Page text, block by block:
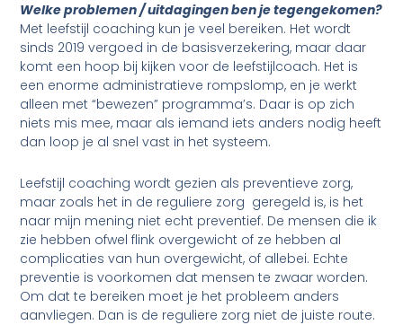
Welke problemen / uitdagingen ben je tegengekomen?
Met leefstijl coaching kun je veel bereiken. Het wordt
sinds 2019 vergoed in de basisverzekering, maar daar
komt een hoop bij kijken voor de leefstijlcoach. Het is
een enorme administratieve rompslomp, en je werkt
alleen met “bewezen” programma’s. Daar is op zich
niets mis mee, maar als iemand iets anders nodig heeft
dan loop je al snel vast in het systeem.
Leefstijl coaching wordt gezien als preventieve zorg,
maar zoals het in de reguliere zorg geregeld is, is het
naar mijn mening niet echt preventief. De mensen die ik
zie hebben ofwel flink overgewicht of ze hebben al
complicaties van hun overgewicht, of allebei. Echte
preventie is voorkomen dat mensen te zwaar worden.
Om dat te bereiken moet je het probleem anders
aanvliegen. Dan is de reguliere zorg niet de juiste route.